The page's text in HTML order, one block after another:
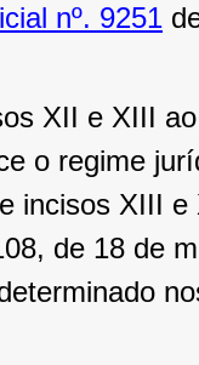
nº. 9251
XII e XIII
o regime
incisos XIII
de 18 de